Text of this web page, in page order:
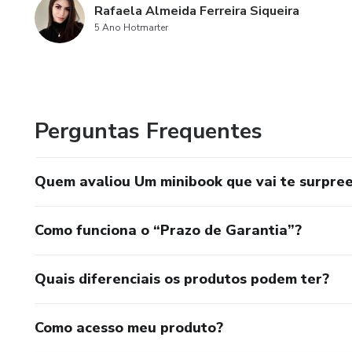
Rafaela Almeida Ferreira Siqueira
5 Ano Hotmarter
Perguntas Frequentes
Quem avaliou Um minibook que vai te
Como funciona o “Prazo de Garantia”?
Quais diferenciais os produtos podem ter?
Como acesso meu produto?